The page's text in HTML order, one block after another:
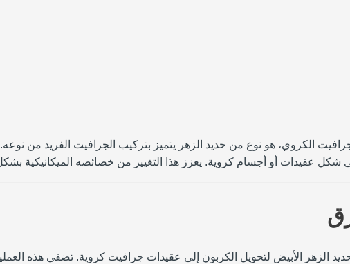
الكروي، هو نوع من حديد الزهر يتميز بتركيب الجرافيت الفريد من
عقيدات أو أجسام كروية. يعزز هذا التغيير من خصائصه الميكانيكية
الزهر الأبيض لتحويل الكربون إلى عقيدات جرافيت كروية. تضفي هذه